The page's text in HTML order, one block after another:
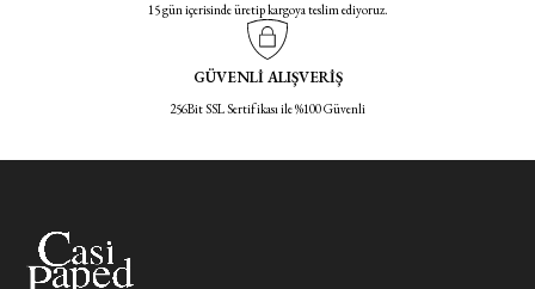
15 gün içerisinde üretip kargoya teslim ediyoruz.
GÜVENLİ ALIŞVERİŞ
256Bit SSL Sertifikası ile %100 Güvenli